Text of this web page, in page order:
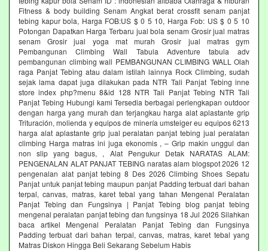
Fitness & body building Senam Angkat berat crossfit senam panjat
tebing kapur bola, Harga FOB:US $ 0 5 10, Harga Fob: US $ 0 5 10
Potongan Dapatkan Harga Terbaru jual bola senam Grosir jual matras
senam Grosir jual yoga mat murah Grosir jual matras gym
Pembangunan Climbing Wall Tabula Adventure tabula adv
pembangunan climbing wall PEMBANGUNAN CLIMBING WALL Olah
raga Panjat Tebing atau dalam istilah lainnya Rock Climbing, sudah
sejak lama dapat juga dilakukan pada NTR Tali Panjat Tebing inne
store index php?menu 8&id 128 NTR Tali Panjat Tebing NTR Tali
Panjat Tebing Hubungi kami Tersedia berbagai perlengkapan outdoor
dengan harga yang murah dan terjangkau harga alat aplastante grip
Trituración, molienda y equipos de minería umsteiger eu equipos 6213
harga alat aplastante grip jual peralatan panjat tebing jual peralatan
climbing Harga matras ini juga ekonomis , – Grip makin unggul dan
non slip yang bagus, , Alat Pengukur Detak NARATAS ALAM:
PENGENALAN ALAT PANJAT TEBING naratas alam blogspot 2026 12
pengenalan alat panjat tebing 8 Des 2026 Climbing Shoes Sepatu
Panjat untuk panjat tebing maupun panjat Padding terbuat dari bahan
terpal, canvas, matras, karet tebal yang tahan Mengenal Peralatan
Panjat Tebing dan Fungsinya | Panjat Tebing blog panjat tebing
mengenal peralatan panjat tebing dan fungsinya 18 Jul 2026 Silahkan
baca artikel Mengenal Peralatan Panjat Tebing dan Fungsinya
Padding terbuat dari bahan terpal, canvas, matras, karet tebal yang
Matras Diskon Hingga Beli Sekarang Sebelum Habis‎